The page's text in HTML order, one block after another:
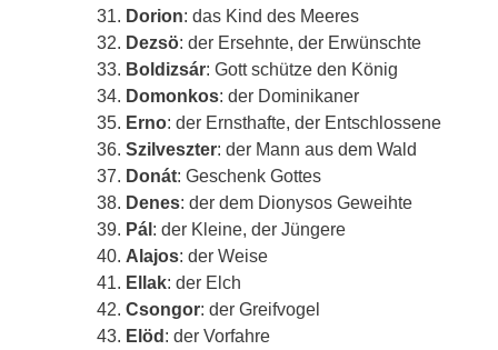
Dorion: das Kind des Meeres
Dezsö: der Ersehnte, der Erwünschte
Boldizsár: Gott schütze den König
Domonkos: der Dominikaner
Erno: der Ernsthafte, der Entschlossene
Szilveszter: der Mann aus dem Wald
Donát: Geschenk Gottes
Denes: der dem Dionysos Geweihte
Pál: der Kleine, der Jüngere
Alajos: der Weise
Ellak: der Elch
Csongor: der Greifvogel
Elöd: der Vorfahre